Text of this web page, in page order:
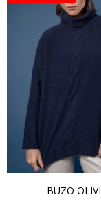
BUZO